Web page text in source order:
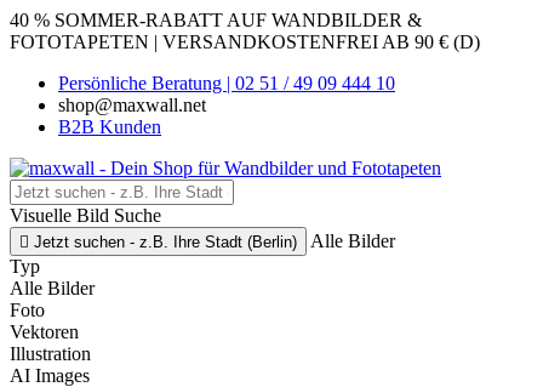
40 % SOMMER-RABATT AUF WANDBILDER &
FOTOTAPETEN | VERSANDKOSTENFREI AB 90 € (D)
Persönliche Beratung | 02 51 / 49 09 444 10
shop@maxwall.net
B2B Kunden
Visuelle Bild Suche
 Jetzt suchen - z.B. Ihre Stadt (Berlin)
Alle Bilder
Typ
Alle Bilder
Foto
Vektoren
Illustration
AI Images